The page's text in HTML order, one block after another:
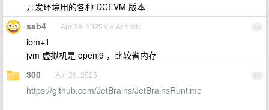
开发环境用的各种 DCEVM 版本
40
ssb4 Apr 29, 2025 via Android
ibm+1
jvm 虚拟机是 openj9 ，比较省内存
41
300 Apr 29, 2025
https://github.com/JetBrains/JetBrainsRuntime